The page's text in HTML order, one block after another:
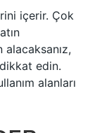
içerir. Çok
edin.
alanları